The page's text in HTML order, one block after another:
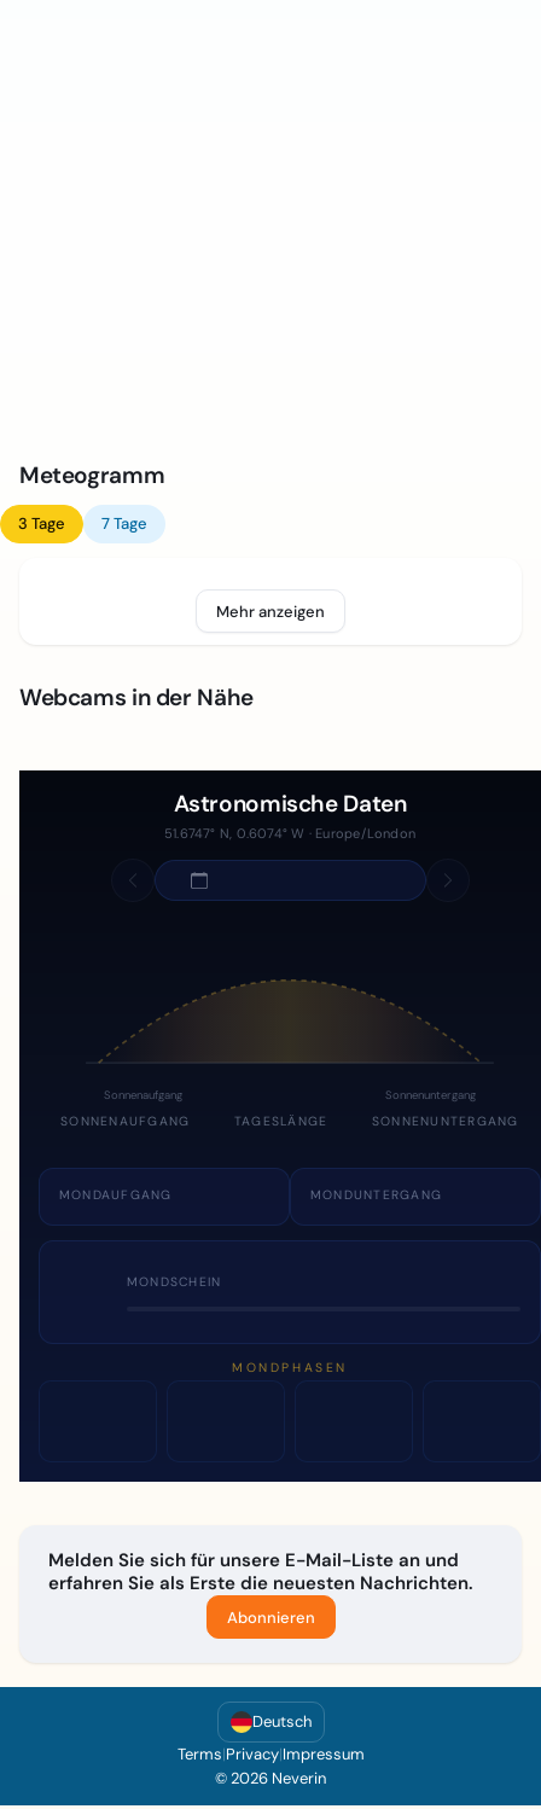
Meteogramm
3 Tage 7 Tage
Mehr anzeigen
Webcams in der Nähe
Astronomische Daten
51.6747° N, 0.6074° W · Europe/London
Sonnenaufgang Sonnenuntergang
SONNENAUFGANG TAGESLÄNGE SONNENUNTERGANG
MONDAUFGANG MONDUNTERGANG
MONDSCHEIN
MONDPHASEN
Melden Sie sich für unsere E-Mail-Liste an und
erfahren Sie als Erste die neuesten Nachrichten.
Abonnieren
Deutsch
Terms|Privacy|Impressum
© 2026 Neverin